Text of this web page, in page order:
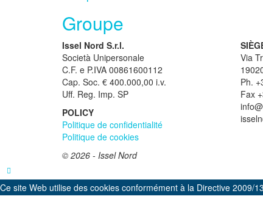
Groupe
Issel Nord S.r.l.
Società Unipersonale
C.F. e P.IVA 00861600112
Cap. Soc. € 400.000,00 i.v.
Uff. Reg. Imp. SP
POLICY
Politique de confidentialité
Politique de cookies
Via
Ph.
Fax
© 2026 - Issel Nord
Ce site Web utilise des cookies conformément à la Directive 2009/